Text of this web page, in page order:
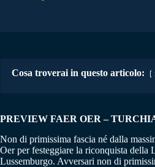
Cosa troverai in questo articolo:
PREVIEW FAER OER –
Non di primissima fascia né dalla
Oer per festeggiare la riconquista della
Lussemburgo. Avversari non di